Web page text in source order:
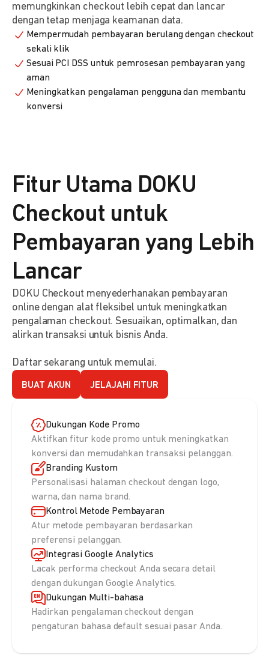
memungkinkan checkout lebih cepat dan lancar
dengan tetap menjaga keamanan data.
Mempermudah pembayaran berulang dengan checkout
sekali klik
Sesuai PCI DSS untuk pemrosesan pembayaran yang
aman
Meningkatkan pengalaman pengguna dan membantu
konversi
Fitur Utama DOKU
Checkout untuk
Pembayaran yang Lebih
Lancar
DOKU Checkout menyederhanakan pembayaran
online dengan alat fleksibel untuk meningkatkan
pengalaman checkout. Sesuaikan, optimalkan, dan
alirkan transaksi untuk bisnis Anda.
Daftar sekarang untuk memulai.
BUAT AKUN JELAJAHI FITUR
Dukungan Kode Promo
Aktifkan fitur kode promo untuk meningkatkan
konversi dan memudahkan transaksi pelanggan.
Branding Kustom
Personalisasi halaman checkout dengan logo,
warna, dan nama brand.
Kontrol Metode Pembayaran
Atur metode pembayaran berdasarkan
preferensi pelanggan.
Integrasi Google Analytics
Lacak performa checkout Anda secara detail
dengan dukungan Google Analytics.
Dukungan Multi-bahasa
Hadirkan pengalaman checkout dengan
pengaturan bahasa default sesuai pasar Anda.